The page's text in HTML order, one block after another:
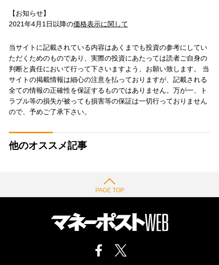
【お知らせ】
2021年4月1日以降の価格表示に関して
当サイトに記載されている内容はあくまでも投資の参考にしてい
ただくためのものであり、実際の投資にあたっては読者ご自身の
判断と責任において行って下さいますよう、お願い致します。 当
サイトの掲載情報は細心の注意を払っておりますが、記載される
全ての情報の正確性を保証するものではありません。万が一、ト
ラブル等の損失が被っても損害等の保証は一切行っておりません
ので、予めご了承下さい。
他のオススメ記事
PAGE TOP